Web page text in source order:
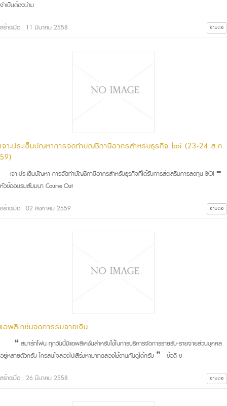
จำเป็นต้องนำม
สร้างเมื่อ : 11 มีนาคม 2558 อ่านต่อ
เจาะประเด็นปัญหาการจัดทำบัญชีภาษีอากรสำหรับธุรกิจ boi (23-24 ส.ค.
59)
เจาะประเด็นปัญหา การจัดทำบัญชีภาษีอากรสำหรับธุรกิจที่ได้รับการส่งเสริมการลงทุน BOI ≡
หัวข้ออบรมสัมมนา Course Out
สร้างเมื่อ : 02 สิงหาคม 2559 อ่านต่อ
แอพลิเคชั่นจัดการรับจ่ายเงิน
❝ สมาร์ทโฟน ทุกวันนี้มีแอพลิเคชั่นสำหรับใช้ในการบริหารจัดการรายรับ-รายจ่ายส่วนบุคคล
อยู่หลายตัวครับ ใครสนใจลองไปเสิร์ชหามาทดลองใช้งานกันดูได้ครับ ❞ ข้อดี ข
สร้างเมื่อ : 26 มีนาคม 2558 อ่านต่อ